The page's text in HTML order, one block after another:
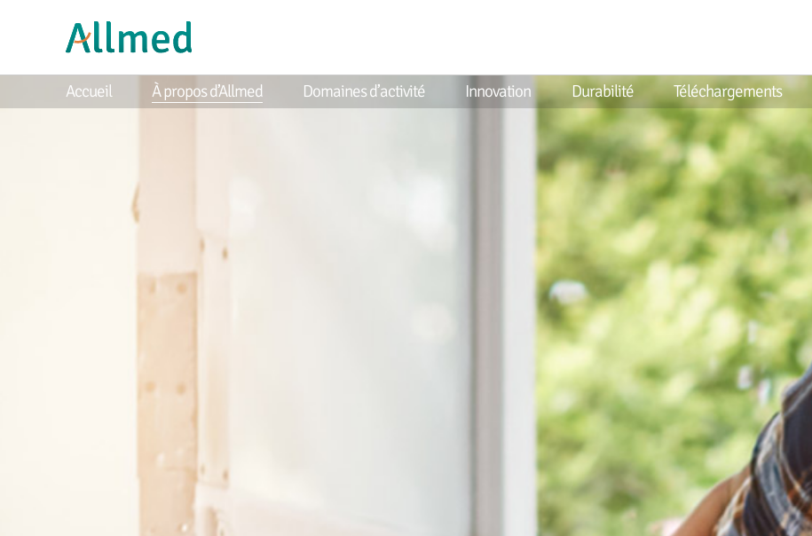
Accueil À propos d’Allmed Domaines d’activité Innovation Durabilité Téléchargements